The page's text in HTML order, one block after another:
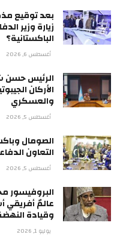
بعد توقيع
زيارة وزير
الباكستانية؟
أغسطس 6, 2026
الرئيس حسن
الأركان
والعسكري
أغسطس 5, 2026
الصومال
التعاون
أغسطس 5, 2026
عالمٌ أفريقي
وقيادة
يوليو 1, 2026